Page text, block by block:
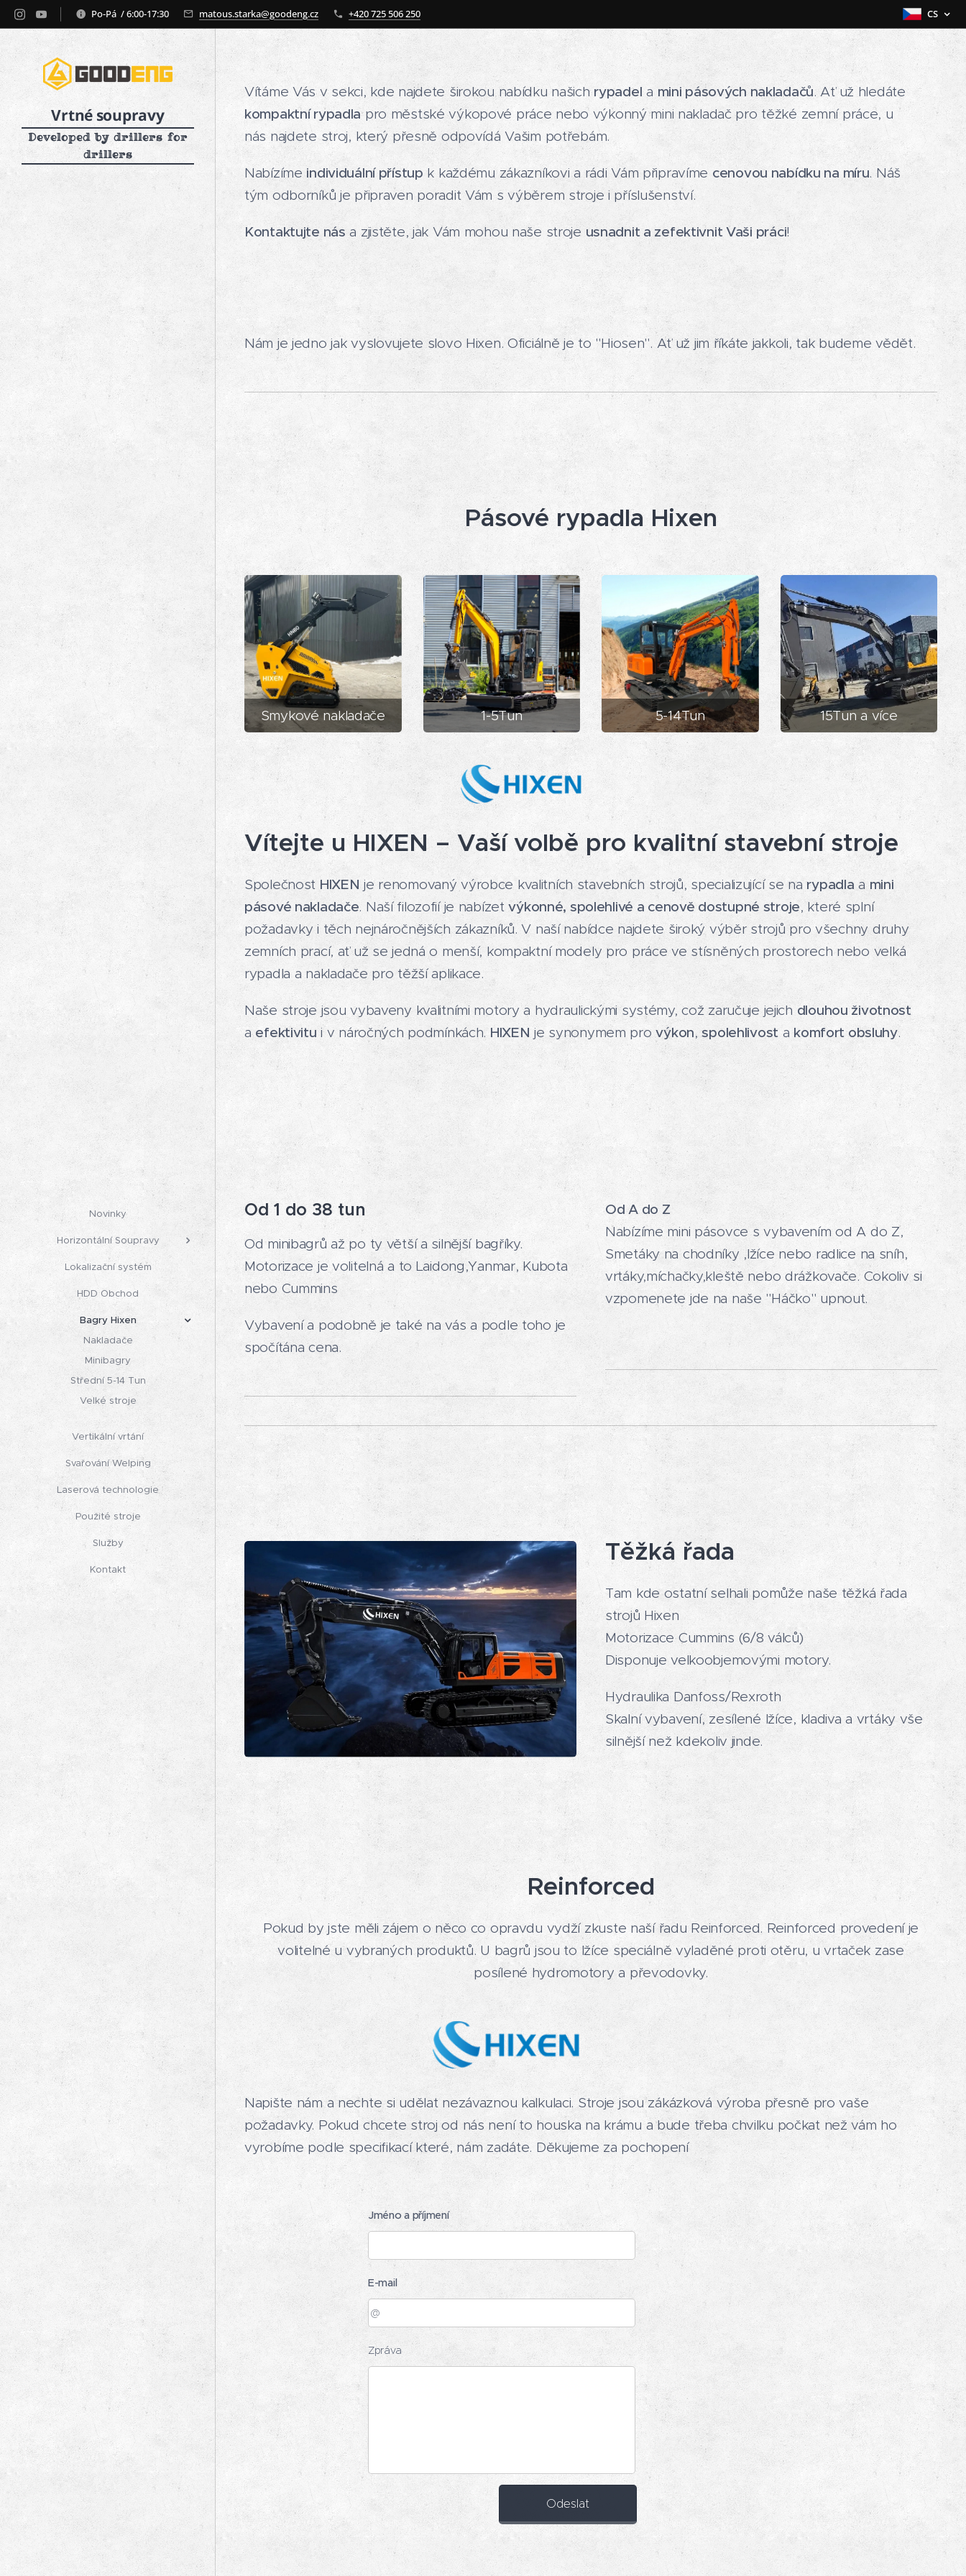
Po-Pá / 6:00-17:30 matous.starka@goodeng.cz +420 725 506 250 CS
Vrtné soupravy
Developed by drillers for
drillers
Novinky
Horizontální Soupravy
Lokalizační systém
HDD Obchod
Bagry Hixen
Nakladače
Minibagry
Střední 5-14 Tun
Velké stroje
Vertikální vrtání
Svařování Welping
Laserová technologie
Použité stroje
Služby
Kontakt
Vítáme Vás v sekci, kde najdete širokou nabídku našichrypadel a mini pásových nakladačů. Ať už hledáte
kompaktní rypadlapro městské výkopové práce nebo výkonný mini nakladač pro těžké zemní práce, u
nás najdete stroj, který přesně odpovídá Vašim potřebám.
Nabízíme individuální přístup k každému zákazníkovi a rádi Vám připravíme cenovou nabídku na míru. Náš
tým odborníků je připraven poradit Vám s výběrem stroje i příslušenství.
Kontaktujte nás a zjistěte, jak Vám mohou naše stroje usnadnit a zefektivnit Vaši práci!
Nám je jedno jak vyslovujete slovo Hixen. Oficiálně je to "Hiosen". Ať už jim říkáte jakkoli, tak budeme vědět.
Pásové rypadla Hixen
Smykové nakladače 1-5Tun 5-14Tun 15Tun a více
Vítejte u HIXEN – Vaší volbě pro kvalitní stavební stroje
Společnost HIXEN je renomovaný výrobce kvalitních stavebních strojů, specializující se narypadla a mini
pásové nakladače. Naší filozofií je nabízetvýkonné, spolehlivé a cenově dostupné stroje, které splní
požadavky i těch nejnáročnějších zákazníků. V naší nabídce najdete široký výběr strojů pro všechny druhy
zemních prací, ať už se jedná o menší, kompaktní modely pro práce ve stísněných prostorech nebo velká
rypadla a nakladače pro těžší aplikace.
Naše stroje jsou vybaveny kvalitními motory a hydraulickými systémy, což zaručuje jejich dlouhou životnost
aefektivitu i v náročných podmínkách. HIXEN je synonymem provýkon,spolehlivostakomfort obsluhy.
Od 1 do 38 tun
Od minibagrů až po ty větší a silnější bagříky.
Motorizace je volitelná a to Laidong,Yanmar, Kubota
nebo Cummins
Vybavení a podobně je také na vás a podle toho je
spočítána cena.
Od A do Z
Nabízíme mini pásovce s vybavením od A do Z,
Smetáky na chodníky ,lžíce nebo radlice na sníh,
vrtáky,míchačky,kleště nebo drážkovače. Cokoliv si
vzpomenete jde na naše "Háčko" upnout.
Těžká řada
Tam kde ostatní selhali pomůže naše těžká řada
strojů Hixen
Motorizace Cummins (6/8 válců)
Disponuje velkoobjemovými motory.
Hydraulika Danfoss/Rexroth
Skalní vybavení, zesílené lžíce, kladiva a vrtáky vše
silnější než kdekoliv jinde.
Reinforced
Pokud by jste měli zájem o něco co opravdu vydží zkuste naší řadu Reinforced. Reinforced provedení je
volitelné u vybraných produktů. U bagrů jsou to lžíce speciálně vyladěné proti otěru, u vrtaček zase
posílené hydromotory a převodovky.
Napište nám a nechte si udělat nezávaznou kalkulaci. Stroje jsou zákázková výroba přesně pro vaše
požadavky. Pokud chcete stroj od nás není to houska na krámu a bude třeba chvilku počkat než vám ho
vyrobíme podle specifikací které, nám zadáte. Děkujeme za pochopení
Jméno a příjmení
E-mail
Zpráva
Odeslat